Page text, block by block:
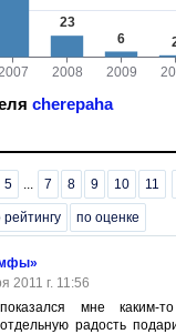
cherepaha
5 ... 7 8 9 10 11
рейтингу по оценке
2011 г. 11:56
мне каким-
радость